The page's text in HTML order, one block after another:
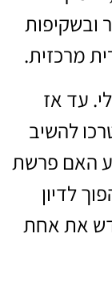
ובשקיפות
מרכזית.
נשואות ל-8 ביולי. עד אז
להשיב
האם פרשת
לדיון
את אחת